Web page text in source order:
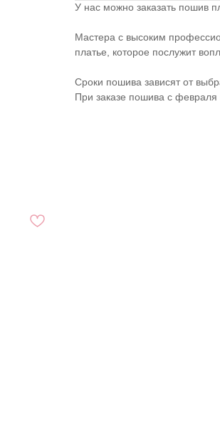
У нас можно заказать пошив
Мастера с высоким
платье, которое послужит
Сроки пошива зависят от
При заказе пошива с февраля